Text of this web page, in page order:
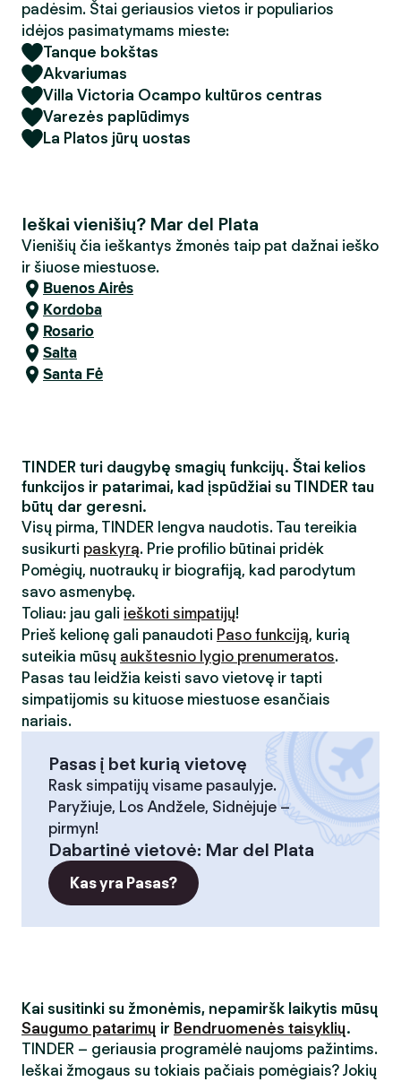
padėsim. Štai geriausios vietos ir populiarios
idėjos pasimatymams mieste:
Tanque bokštas
Akvariumas
Villa Victoria Ocampo kultūros centras
Varezės paplūdimys
La Platos jūrų uostas
Ieškai vienišių? Mar del Plata
Vienišių čia ieškantys žmonės taip pat dažnai ieško
ir šiuose miestuose.
Buenos Airės
Kordoba
Rosario
Salta
Santa Fė
TINDER turi daugybę smagių funkcijų. Štai kelios
funkcijos ir patarimai, kad įspūdžiai su TINDER tau
būtų dar geresni.
Visų pirma, TINDER lengva naudotis. Tau tereikia
susikurti paskyrą. Prie profilio būtinai pridėk
Pomėgių, nuotraukų ir biografiją, kad parodytum
savo asmenybę.
Toliau: jau gali ieškoti simpatijų!
Prieš kelionę gali panaudoti Paso funkciją, kurią
suteikia mūsų aukštesnio lygio prenumeratos.
Pasas tau leidžia keisti savo vietovę ir tapti
simpatijomis su kituose miestuose esančiais
nariais.
Pasas į bet kurią vietovę
Rask simpatijų visame pasaulyje.
Paryžiuje, Los Andžele, Sidnėjuje –
pirmyn!
Dabartinė vietovė: Mar del Plata
Kas yra Pasas?
Kai susitinki su žmonėmis, nepamiršk laikytis mūsų
Saugumo patarimų ir Bendruomenės taisyklių.
TINDER – geriausia programėlė naujoms pažintims.
Ieškai žmogaus su tokiais pačiais pomėgiais? Jokių